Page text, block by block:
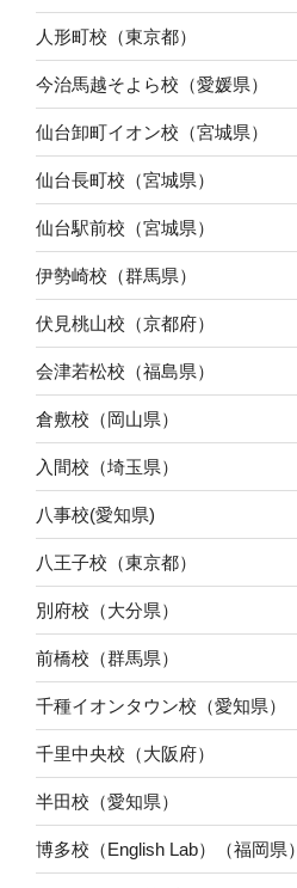
人形町校（東京都）
今治馬越そよら校（愛媛県）
仙台卸町イオン校（宮城県）
仙台長町校（宮城県）
仙台駅前校（宮城県）
伊勢崎校（群馬県）
伏見桃山校（京都府）
会津若松校（福島県）
倉敷校（岡山県）
入間校（埼玉県）
八事校(愛知県)
八王子校（東京都）
別府校（大分県）
前橋校（群馬県）
千種イオンタウン校（愛知県）
千里中央校（大阪府）
半田校（愛知県）
博多校（English Lab）（福岡県）